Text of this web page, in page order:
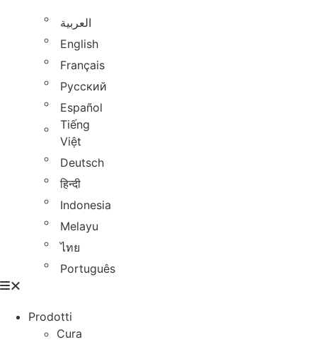
العربية
English
Français
Русский
Español
Tiếng
Việt
Deutsch
हिन्दी
Indonesia
Melayu
ไทย
Português
Prodotti
Cura